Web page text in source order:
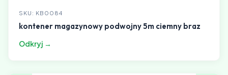
SKU: KB0084
kontener magazynowy podwojny 5m ciemny braz
Odkryj →